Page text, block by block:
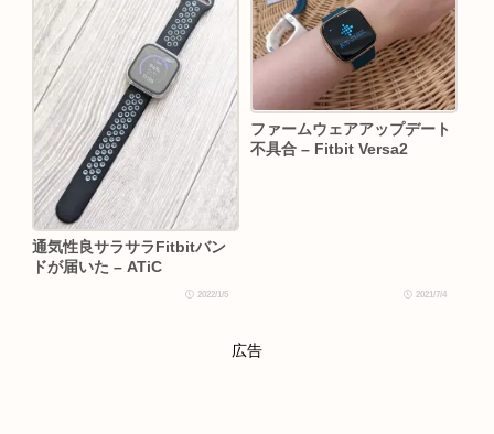
通気性良サラサラFitbitバン
ドが届いた – ATiC
2022/1/5
ファームウェアアップデート
不具合 – Fitbit Versa2
2021/7/4
広告